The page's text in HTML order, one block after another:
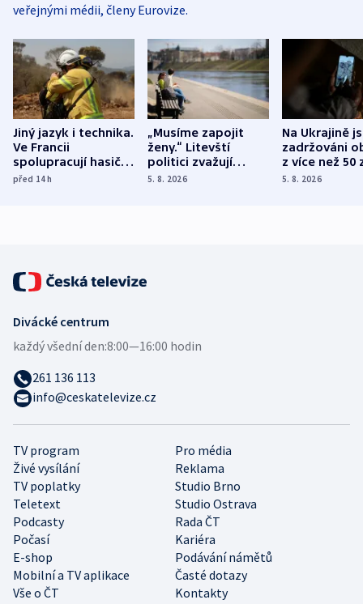
veřejnými médii, členy Eurovize.
Jiný jazyk i technika.
Ve Francii
spolupracují hasiči z
různých zemí
před 14h
„Musíme zapojit
ženy.“ Litevští
politici zvažují
dohodu o
5. 8. 2026
Na Ukrajině
zadržováni
z více než 50
Bojovali na
5. 8. 2026
TV program
Pro média
Živé vysílání
Reklama
TV poplatky
Studio Brno
Teletext
Studio Ostrava
Podcasty
Rada ČT
Počasí
Kariéra
E-shop
Podávání námětů
Mobilní a TV aplikace
Časté dotazy
Vše o ČT
Kontakty
Divácké centrum
každý všední den:8:00—16:00 hodin
261 136 113
info@ceskatelevize.cz